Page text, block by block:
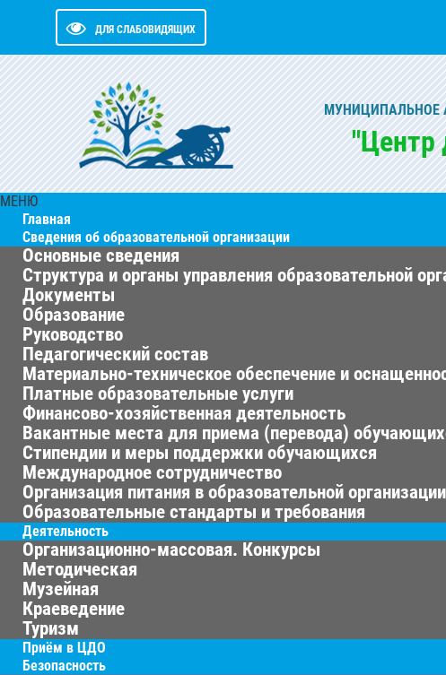
ДЛЯ СЛАБОВИДЯЩИХ
МУНИЦИПАЛЬНОЕ
"Центр
МЕНЮ
Главная
Сведения об образовательной организации
Основные сведения
Структура и органы управления образовательной
Документы
Образование
Руководство
Педагогический состав
Материально-техническое обеспечение и
Платные образовательные услуги
Финансово-хозяйственная деятельность
Вакантные места для приема (перевода)
Стипендии и меры поддержки обучающихся
Международное сотрудничество
Организация питания в образовательной организации
Образовательные стандарты и требования
Деятельность
Организационно-массовая. Конкурсы
Методическая
Музейная
Краеведение
Туризм
Приём в ЦДО
Безопасность